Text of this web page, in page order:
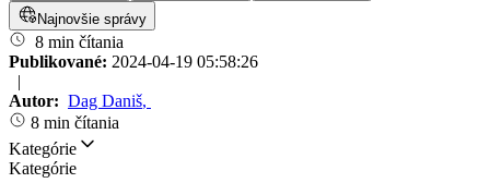
Najnovšie správy
8 min čítania
Publikované: 2024-04-19 05:58:26
|
Autor: Dag Daniš,
8 min čítania
Kategórie
Kategórie